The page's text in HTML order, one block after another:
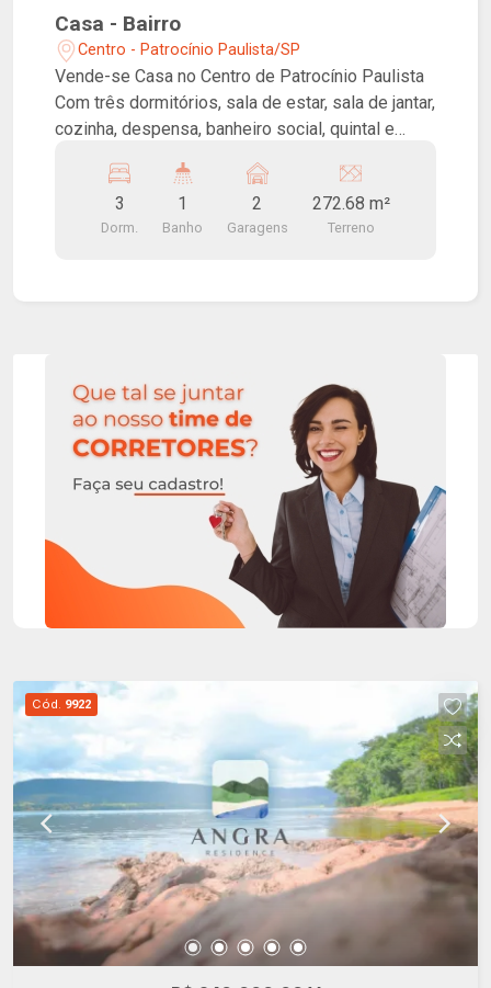
Casa - Bairro
Centro - Patrocínio Paulista/SP
Vende-se Casa no Centro de Patrocínio Paulista
Com três dormitórios, sala de estar, sala de jantar,
cozinha, despensa, banheiro social, quintal e
Municipal.
3
Dorm.
1
Banho
2
Garagens
272.68 m²
Terreno
Cód. 9922